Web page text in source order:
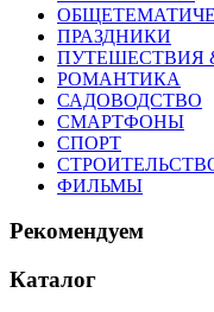
ПРАЗДНИКИ
ПУТЕШЕСТВИЯ
РОМАНТИКА
САДОВОДСТВО
СМАРТФОНЫ
СПОРТ
ФИЛЬМЫ
Рекомендуем
Каталог